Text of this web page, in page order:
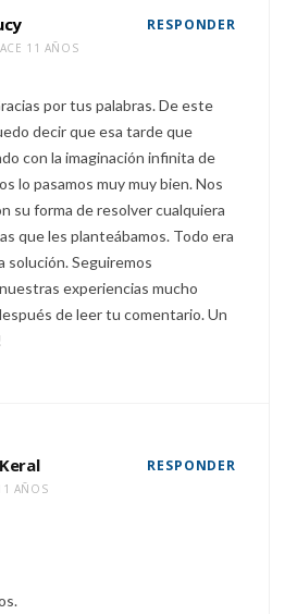
11 AÑOS
RESPONDER
por tus palabras. De este
decir que esa tarde que
con la imaginación infinita de
lo pasamos muy muy bien. Nos
su forma de resolver cualquiera
que les planteábamos. Todo era
solución. Seguiremos
experiencias mucho
de leer tu comentario. Un
AÑOS
RESPONDER